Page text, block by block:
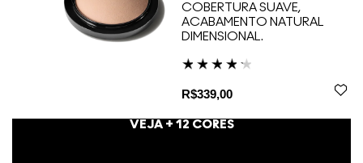
COBERTURA SUAVE,
ACABAMENTO NATURAL
DIMENSIONAL.
R$339,00
VEJA + 12 CORES